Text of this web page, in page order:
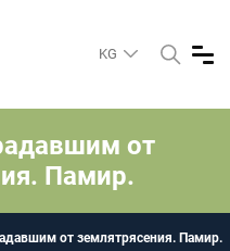
KG
от
Памир.
от землятрясения. Памир.